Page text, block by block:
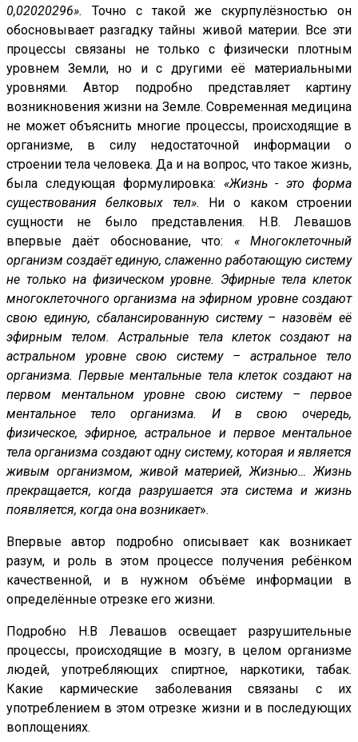
0,02020296». Точно с такой же скурпулёзностью он
обосновывает разгадку тайны живой материи. Все эти
процессы связаны не только с физически плотным
уровнем Земли, но и с другими её материальными
уровнями. Автор подробно представляет картину
возникновения жизни на Земле. Современная медицина
не может объяснить многие процессы, происходящие в
организме, в силу недостаточной информации о
строении тела человека. Да и на вопрос, что такое жизнь,
была следующая формулировка: «Жизнь - это форма
существования белковых тел». Ни о каком строении
сущности не было представления. Н.В. Левашов
впервые даёт обоснование, что: « Многоклеточный
организм создаёт единую, слаженно работающую систему
не только на физическом уровне. Эфирные тела клеток
многоклеточного организма на эфирном уровне создают
свою единую, сбалансированную систему – назовём её
эфирным телом. Астральные тела клеток создают на
астральном уровне свою систему – астральное тело
организма. Первые ментальные тела клеток создают на
первом ментальном уровне свою систему – первое
ментальное тело организма. И в свою очередь,
физическое, эфирное, астральное и первое ментальное
тела организма создают одну систему, которая и является
живым организмом, живой материей, Жизнью… Жизнь
прекращается, когда разрушается эта система и жизнь
появляется, когда она возникает».
Впервые автор подробно описывает как возникает
разум, и роль в этом процессе получения ребёнком
качественной, и в нужном объёме информации в
определённые отрезке его жизни.
Подробно Н.В Левашов освещает разрушительные
процессы, происходящие в мозгу, в целом организме
людей, употребляющих спиртное, наркотики, табак.
Какие кармические заболевания связаны с их
употреблением в этом отрезке жизни и в последующих
воплощениях.